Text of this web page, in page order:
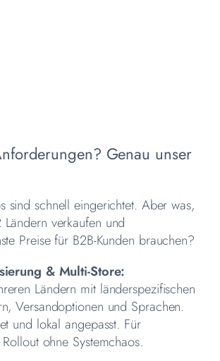
Genau unser
sind schnell eingerichtet. Aber was,
verkaufen und
Preise für B2B-Kunden brauchen?
& Multi-Store:
Ländern mit länderspezifischen
Versandoptionen und Sprachen.
und lokal angepasst. Für
ohne Systemchaos.